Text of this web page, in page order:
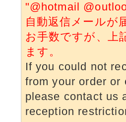
"@hotmail
自動返信メールが
お手数ですが、上
ます。
If you could not
from your order or
please contact us
reception